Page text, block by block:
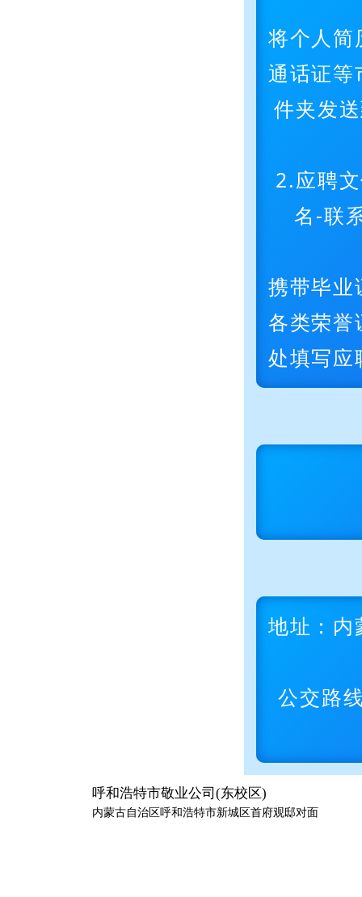
将个人简
通话证等
件夹发
2.应聘
名-联
携带毕业
各类荣誉
处填写应
地址：内
公交路
呼和浩特市敬业公司(东校区)
内蒙古自治区呼和浩特市新城区首府观邸对面